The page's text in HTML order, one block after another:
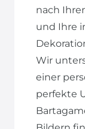
nach
und Ihre
Wir
einer
perfekte